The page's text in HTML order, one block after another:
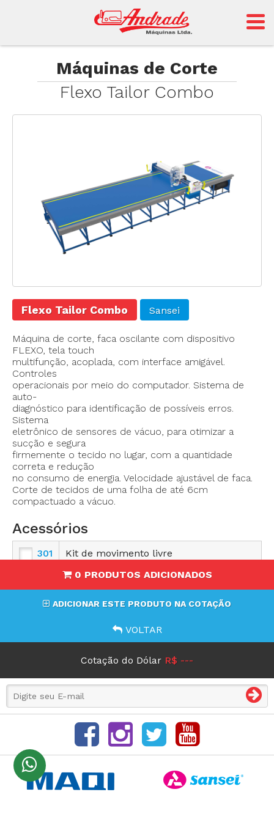
Andrade
Máquinas de Corte
Flexo Tailor Combo
Flexo Tailor Combo Sansei
Máquina de corte, faca oscilante com dispositivo
FLEXO, tela touch
multifunção, acoplada, com interface amigável.
Controles
operacionais por meio do computador. Sistema de
auto-
diagnóstico para identificação de possíveis erros.
Sistema
eletrônico de sensores de vácuo, para otimizar a
sucção e segura
firmemente o tecido no lugar, com a quantidade
correta e redução
no consumo de energia. Velocidade ajustável de faca.
Corte de tecidos de uma folha de até 6cm
compactuado a vácuo.
Acessórios
301
Kit de movimento livre
0 PRODUTOS ADICIONADOS
ADICIONAR ESTE PRODUTO NA COTAÇÃO
VOLTAR
Cotação do Dólar R$ ---